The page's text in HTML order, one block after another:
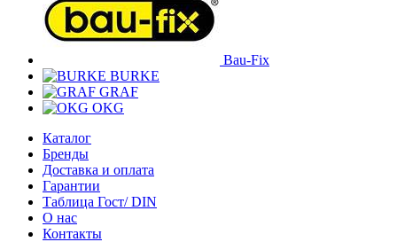
Bau-Fix
BURKE
GRAF
OKG
Каталог
Бренды
Доставка и оплата
Гарантии
Таблица Гост/ DIN
О нас
Контакты